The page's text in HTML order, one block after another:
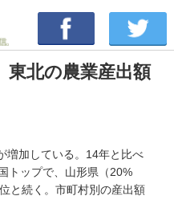
東北の農業産出額
増加している。14年と比べ
トップで、山形県（20%
と続く。市町村別の産出額